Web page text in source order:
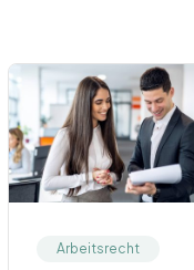
Arbeitsrecht